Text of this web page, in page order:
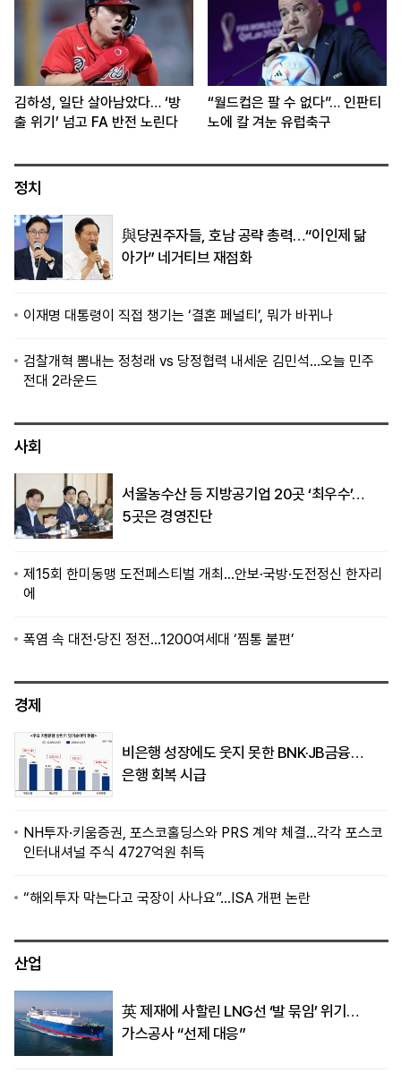
김하성, 일단 살아남았다… ‘방
출 위기’ 넘고 FA 반전 노린다
“월드컵은 팔 수 없다”… 인판티
노에 칼 겨눈 유럽축구
정치
與당권주자들, 호남 공략 총력…“이인제 닮
아가” 네거티브 재점화
이재명 대통령이 직접 챙기는 ‘결혼 페널티’, 뭐가 바뀌나
검찰개혁 뽐내는 정청래 vs 당정협력 내세운 김민석…오늘 민주
전대 2라운드
사회
서울농수산 등 지방공기업 20곳 ‘최우수’…
5곳은 경영진단
제15회 한미동맹 도전페스티벌 개최…안보·국방·도전정신 한자리
에
폭염 속 대전·당진 정전…1200여세대 ‘찜통 불편’
경제
비은행 성장에도 웃지 못한 BNK·JB금융…
은행 회복 시급
NH투자·키움증권, 포스코홀딩스와 PRS 계약 체결…각각 포스코
인터내셔널 주식 4727억원 취득
“해외투자 막는다고 국장이 사나요”…ISA 개편 논란
산업
英 제재에 사할린 LNG선 ‘발 묶임’ 위기…
가스공사 “선제 대응”